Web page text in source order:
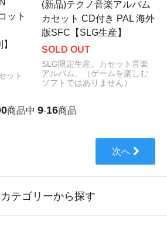
ット
ット
(新品)テクノ音楽アルバム
カセット CD付き PAL 海外
版SFC【SLG生産】
SOLD OUT
SLG限定生産。カセット音楽
アルバム。（ゲームを楽しむ
ソフトではありません）
商品中 9-16商品
次へ
テゴリーから探す